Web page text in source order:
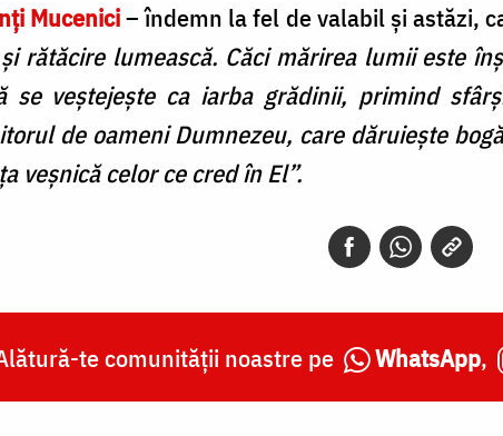
Mucenici– îndemn la fel de valabil și astăzi,
rătăcire lumească. Căci mărirea lumii este
se veştejeşte ca iarba grădinii, primind
de oameni Dumnezeu, care dăruieşte
veşnică celor ce cred în El”.
te comunității noastre pe WhatsApp,